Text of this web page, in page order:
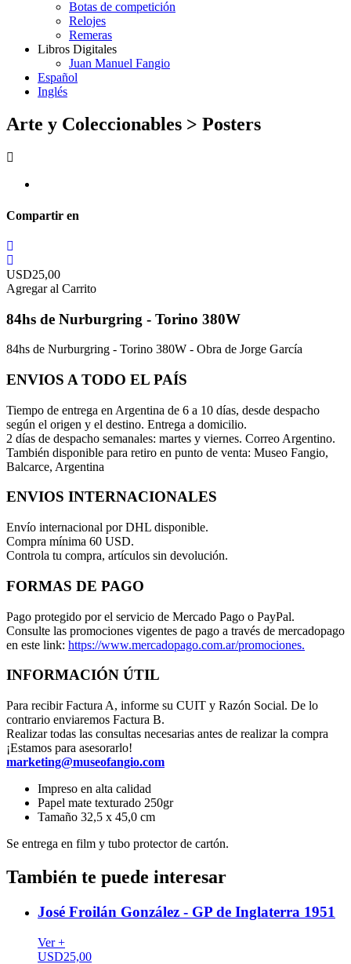
Botas de competición
Relojes
Remeras
Libros Digitales
Juan Manuel Fangio
Español
Inglés
Arte y Coleccionables > Posters
Compartir en
USD25,00
Agregar al Carrito
84hs de Nurburgring - Torino 380W
84hs de Nurburgring - Torino 380W - Obra de Jorge García
ENVIOS A TODO EL PAÍS
Tiempo de entrega en Argentina de 6 a 10 días, desde despacho
según el origen y el destino. Entrega a domicilio.
2 días de despacho semanales: martes y viernes. Correo Argentino.
También disponible para retiro en punto de venta: Museo Fangio,
Balcarce, Argentina
ENVIOS INTERNACIONALES
Envío internacional por DHL disponible.
Compra mínima 60 USD.
Controla tu compra, artículos sin devolución.
FORMAS DE PAGO
Pago protegido por el servicio de Mercado Pago o PayPal.
Consulte las promociones vigentes de pago a través de mercadopago
en este link: https://www.mercadopago.com.ar/promociones.
INFORMACIÓN ÚTIL
Para recibir Factura A, informe su CUIT y Razón Social. De lo
contrario enviaremos Factura B.
Realizar todas las consultas necesarias antes de realizar la compra
¡Estamos para asesorarlo!
marketing@museofangio.com
Impreso en alta calidad
Papel mate texturado 250gr
Tamaño 32,5 x 45,0 cm
Se entrega en film y tubo protector de cartón.
También te puede interesar
José Froilán González - GP de Inglaterra 1951
Ver +
USD25,00